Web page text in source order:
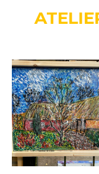
de
hoofdinhoud